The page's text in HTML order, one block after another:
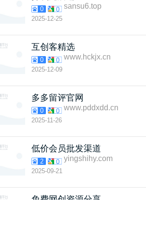
0 0 sansu6.top
2025-12-25
互创客精选
0 0 www.hckjx.cn
2025-12-09
多多留评官网
0 0 www.pddxdd.cn
2025-11-26
低价会员批发渠道
2 0 yingshihy.com
2025-09-21
免费网创资源分享